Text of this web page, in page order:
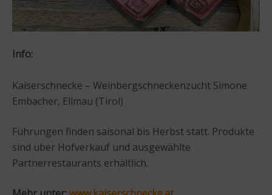
Info:
Kaiserschnecke – Weinbergschneckenzucht Simone
Embacher, Ellmau (Tirol)
Führungen finden saisonal bis Herbst statt. Produkte
sind über Hofverkauf und ausgewählte
Partnerrestaurants erhältlich.